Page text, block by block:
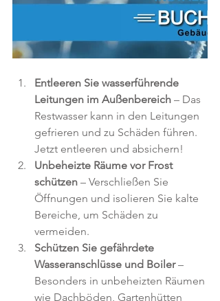
Entleeren Sie wasserführende
Leitungen im Außenbereich – Das
Restwasser kann in den Leitungen
gefrieren und zu Schäden führen.
Jetzt entleeren und absichern!
Unbeheizte Räume vor Frost
schützen – Verschließen Sie
Öffnungen und isolieren Sie kalte
Bereiche, um Schäden zu
vermeiden.
Schützen Sie gefährdete
Wasseranschlüsse und Boiler –
Besonders in unbeheizten Räumen
wie Dachböden, Gartenhütten